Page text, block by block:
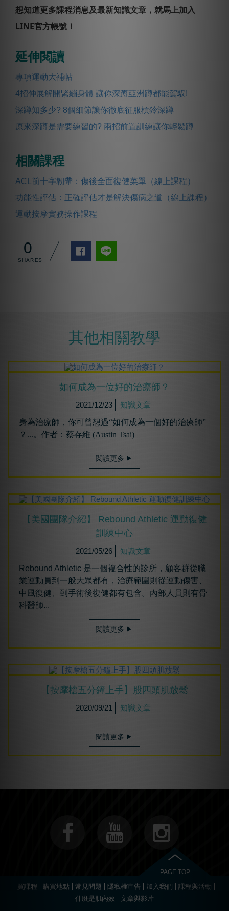
想知道更多課程消息及最新知識文章，就馬上加入
LINE官方帳號！
延伸閱讀
專項運動大補帖
4招伸展解開緊繃身體 讓你深蹲亞洲蹲都能駕馭!
深蹲知多少? 8個細節讓你徹底征服槓鈴深蹲
原來深蹲是需要練習的? 兩招前置訓練讓你輕鬆蹲
相關課程
ACL前十字韌帶：傷後全面復健菜單（線上課程）
功能性評估：正確評估才是解決傷病之道（線上課程）
運動按摩實務操作課程
0
其他相關教學
如何成為⼀位好的治療師？
2021/12/23
知識文章
身為治療師，你可曾想過“如何成為一個好的治療師”
？...。作者：蔡存維 (Austin Tsai)
閱讀更多
【美國團隊介紹】 Rebound Athletic 運動復健
訓練中心
2021/05/26
知識文章
Rebound Athletic 是一個複合性的診所，顧客群從職
業運動員到一般大眾都有，治療範圍則從運動傷害、
中風復健、到手術後復健都有包含。內部人員則有骨
科醫師...
閱讀更多
【按摩槍五分鐘上手】股四頭肌放鬆
2020/09/21 知識文章
閱讀更多
PAGE TOP
買課程 購買地點 常見問題 隱私權宣告 加入我們
課程與活動
什麼是肌內效
文章與影片